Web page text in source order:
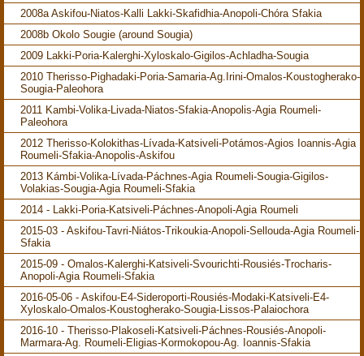
2008a Askifou-Niatos-Kalli Lakki-Skafidhia-Anopoli-Chóra Sfakia
2008b Okolo Sougie (around Sougia)
2009 Lakki-Poria-Kalerghi-Xyloskalo-Gigilos-Achladha-Sougia
2010 Therisso-Pighadaki-Poria-Samaria-Ag.Irini-Omalos-Koustogherako-
Sougia-Paleohora
2011 Kambi-Volika-Livada-Niatos-Sfakia-Anopolis-Agia Roumeli-
Paleohora
2012 Therisso-Kolokithas-Lívada-Katsiveli-Potámos-Agios Ioannis-Agia
Roumeli-Sfakia-Anopolis-Askifou
2013 Kámbi-Volika-Lívada-Páchnes-Agia Roumeli-Sougia-Gigilos-
Volakias-Sougia-Agia Roumeli-Sfakia
2014 - Lakki-Poria-Katsiveli-Páchnes-Anopoli-Agia Roumeli
2015-03 - Askifou-Tavri-Niátos-Trikoukia-Anopoli-Sellouda-Agia Roumeli-
Sfakia
2015-09 - Omalos-Kalerghi-Katsiveli-Svourichti-Rousiés-Trocharis-
Anopoli-Agia Roumeli-Sfakia
2016-05-06 - Askifou-E4-Sideroporti-Rousiés-Modaki-Katsiveli-E4-
Xyloskalo-Omalos-Koustogherako-Sougia-Lissos-Palaiochora
2016-10 - Therisso-Plakoseli-Katsiveli-Páchnes-Rousiés-Anopoli-
Marmara-Ag. Roumeli-Eligias-Kormokopou-Ag. Ioannis-Sfakia